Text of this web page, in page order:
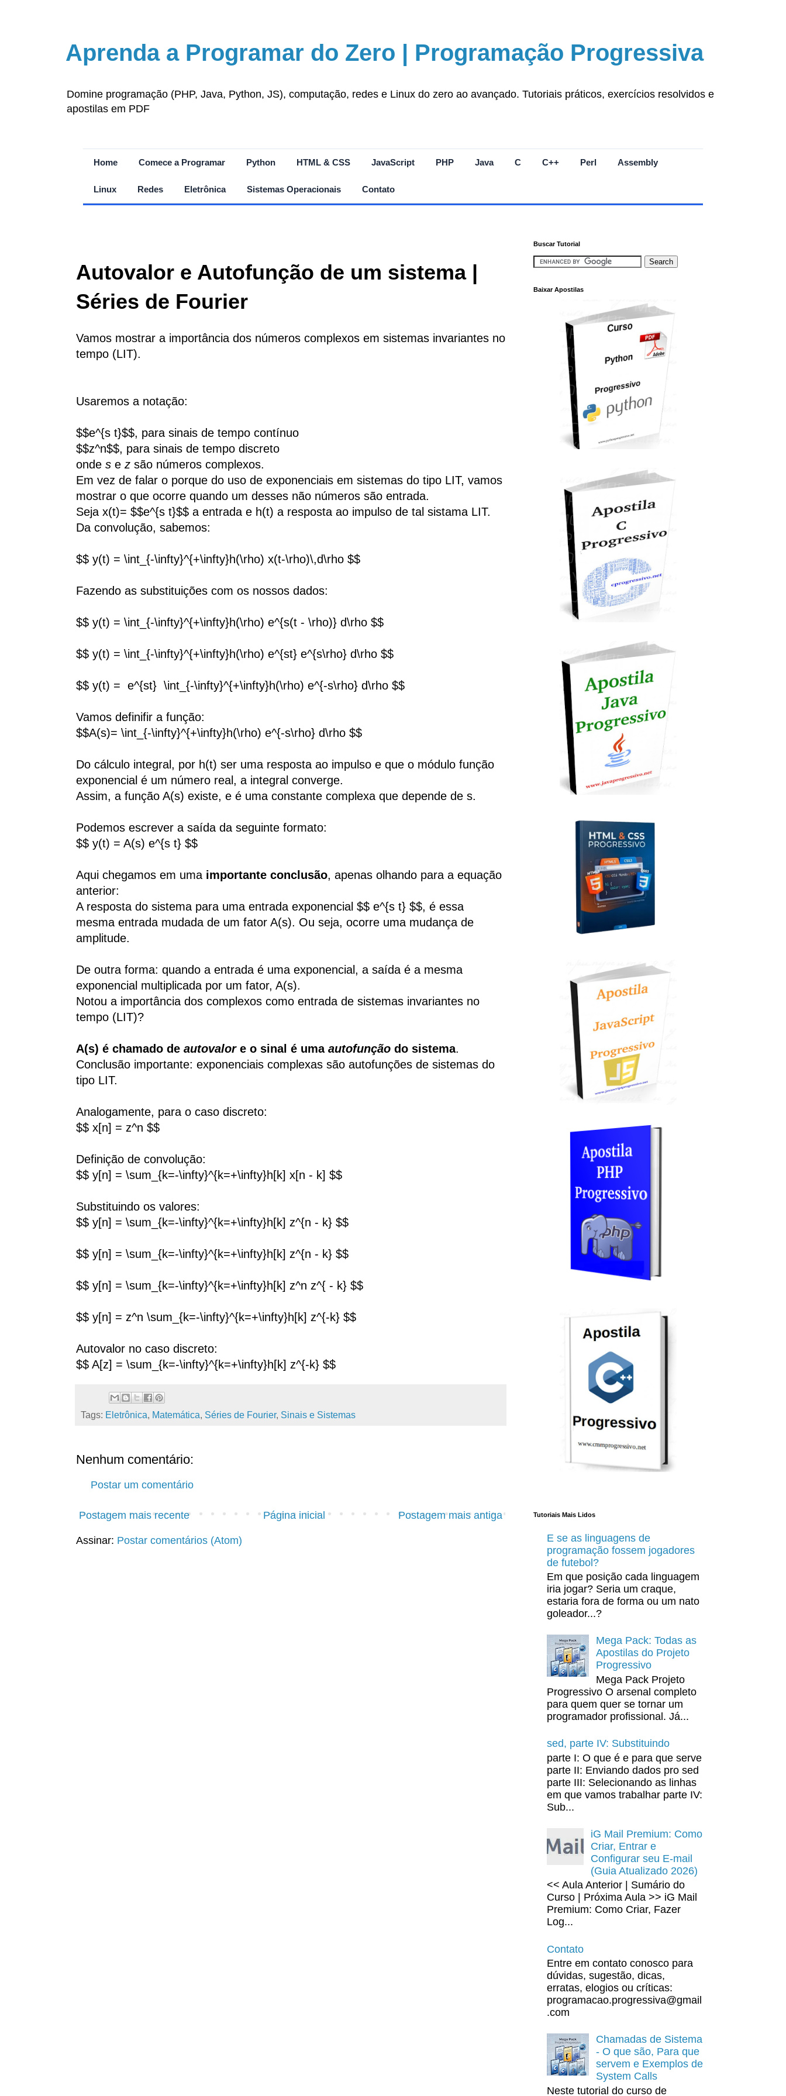
Aprenda a Programar do Zero | Programação Progressiva
Domine programação (PHP, Java, Python, JS), computação, redes e Linux do zero ao avançado. Tutoriais práticos, exercícios resolvidos e
apostilas em PDF
Home Comece a Programar Python HTML & CSS JavaScript PHP Java C C++ Perl Assembly
Linux Redes Eletrônica Sistemas Operacionais Contato
Autovalor e Autofunção de um sistema |
Séries de Fourier
Vamos mostrar a importância dos números complexos em sistemas invariantes no
tempo (LIT).
Usaremos a notação:
$$e^{s t}$$, para sinais de tempo contínuo
$$z^n$$, para sinais de tempo discreto
onde s e z são números complexos.
Em vez de falar o porque do uso de exponenciais em sistemas do tipo LIT, vamos
mostrar o que ocorre quando um desses não números são entrada.
Seja x(t)= $$e^{s t}$$ a entrada e h(t) a resposta ao impulso de tal sistama LIT.
Da convolução, sabemos:
$$ y(t) = \int_{-\infty}^{+\infty}h(\rho) x(t-\rho)\,d\rho $$
Fazendo as substituições com os nossos dados:
$$ y(t) = \int_{-\infty}^{+\infty}h(\rho) e^{s(t - \rho)} d\rho $$
$$ y(t) = \int_{-\infty}^{+\infty}h(\rho) e^{st} e^{s\rho} d\rho $$
$$ y(t) = e^{st} \int_{-\infty}^{+\infty}h(\rho) e^{-s\rho} d\rho $$
Vamos definifir a função:
$$A(s)= \int_{-\infty}^{+\infty}h(\rho) e^{-s\rho} d\rho $$
Do cálculo integral, por h(t) ser uma resposta ao impulso e que o módulo função
exponencial é um número real, a integral converge.
Assim, a função A(s) existe, e é uma constante complexa que depende de s.
Podemos escrever a saída da seguinte formato:
$$ y(t) = A(s) e^{s t} $$
Aqui chegamos em uma importante conclusão, apenas olhando para a equação
anterior:
A resposta do sistema para uma entrada exponencial $$ e^{s t} $$, é essa
mesma entrada mudada de um fator A(s). Ou seja, ocorre uma mudança de
amplitude.
De outra forma: quando a entrada é uma exponencial, a saída é a mesma
exponencial multiplicada por um fator, A(s).
Notou a importância dos complexos como entrada de sistemas invariantes no
tempo (LIT)?
A(s) é chamado de autovalore o sinal é uma autofunção do sistema.
Conclusão importante: exponenciais complexas são autofunções de sistemas do
tipo LIT.
Analogamente, para o caso discreto:
$$ x[n] = z^n $$
Definição de convolução:
$$ y[n] = \sum_{k=-\infty}^{k=+\infty}h[k] x[n - k] $$
Substituindo os valores:
$$ y[n] = \sum_{k=-\infty}^{k=+\infty}h[k] z^{n - k} $$
$$ y[n] = \sum_{k=-\infty}^{k=+\infty}h[k] z^{n - k} $$
$$ y[n] = \sum_{k=-\infty}^{k=+\infty}h[k] z^n z^{ - k} $$
$$ y[n] = z^n \sum_{k=-\infty}^{k=+\infty}h[k] z^{-k} $$
Autovalor no caso discreto:
$$ A[z] = \sum_{k=-\infty}^{k=+\infty}h[k] z^{-k} $$
Tags: Eletrônica, Matemática, Séries de Fourier, Sinais e Sistemas
Nenhum comentário:
Postar um comentário
Postagem mais recente Postagem mais antiga
Página inicial
Assinar: Postar comentários (Atom)
Buscar Tutorial
Baixar Apostilas
Tutoriais Mais Lidos
E se as linguagens de
programação fossem jogadores
de futebol?
Em que posição cada linguagem
iria jogar? Seria um craque,
estaria fora de forma ou um nato
goleador...?
Mega Pack: Todas as
Apostilas do Projeto
Progressivo
Mega Pack Projeto
Progressivo O arsenal completo
para quem quer se tornar um
programador profissional. Já...
sed, parte IV: Substituindo
parte I: O que é e para que serve
parte II: Enviando dados pro sed
parte III: Selecionando as linhas
em que vamos trabalhar parte IV:
Sub...
iG Mail Premium: Como
Criar, Entrar e
Configurar seu E-mail
(Guia Atualizado 2026)
<< Aula Anterior | Sumário do
Curso | Próxima Aula >> iG Mail
Premium: Como Criar, Fazer
Log...
Contato
Entre em contato conosco para
dúvidas, sugestão, dicas,
erratas, elogios ou críticas:
programacao.progressiva@gmail
.com
Chamadas de Sistema
- O que são, Para que
servem e Exemplos de
System Calls
Neste tutorial do curso de